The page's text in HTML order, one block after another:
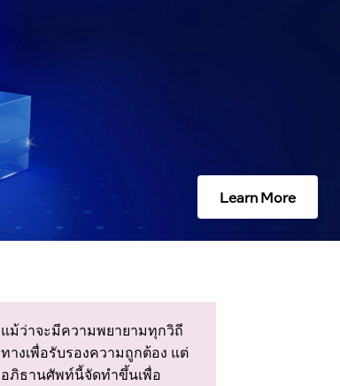
Learn More
แม้ว่าจะมีความพยายามทุกวิถี
ทางเพื่อรับรองความถูกต้อง แต่
อภิธานศัพท์นี้จัดทําขึ้นเพื่อ